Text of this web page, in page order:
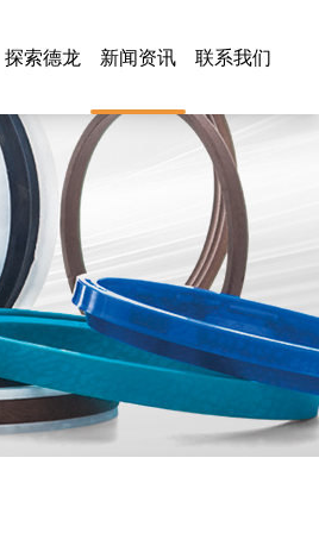
探索德龙 新闻资讯 联系我们